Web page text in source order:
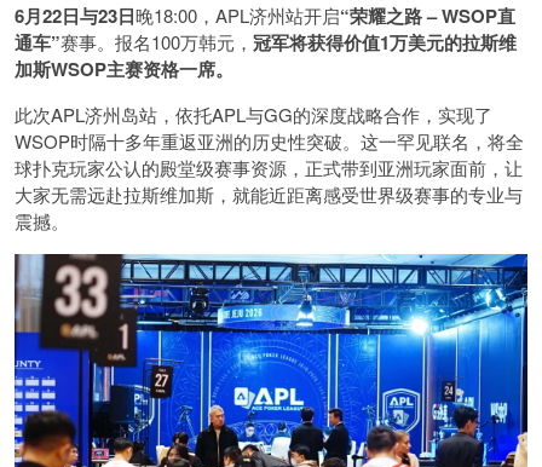
6月22日与23日晚18:00，APL济州站开启“荣耀之路 – WSOP直
通车”赛事。报名100万韩元， 冠军将获得价值1万美元的拉斯维
加斯WSOP主赛资格一席。
此次APL济州岛站，依托APL与GG的深度战略合作，实现了
WSOP时隔十多年重返亚洲的历史性突破。这一罕见联名，将全
球扑克玩家公认的殿堂级赛事资源，正式带到亚洲玩家面前，让
大家无需远赴拉斯维加斯，就能近距离感受世界级赛事的专业与
震撼。